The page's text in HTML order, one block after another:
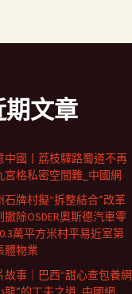
期文章
中國丨荔枝驛路蜀道不再
宮格私密空間難_中國網
石牌村擬“拆整結合”改革
撤除OSDER奧斯德汽車零
萬平方米村平易近室第
體物業
故事｜巴西“甜心查包養網